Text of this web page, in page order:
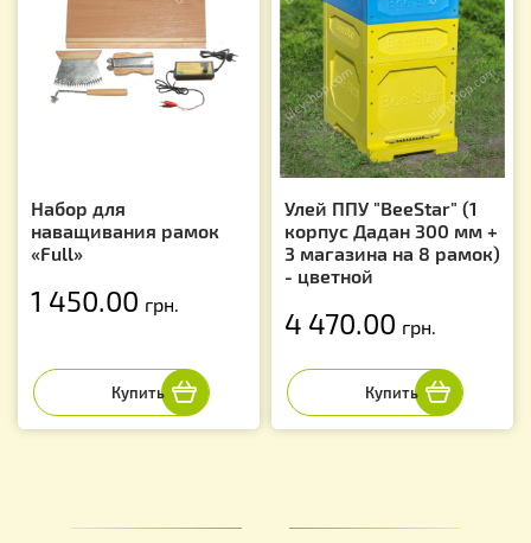
Набор для
наващивания рамок
«Full»
1 450.00 грн.
Улей ППУ "BeeStar" (1
корпус Дадан 300 мм +
3 магазина на 8 рамок)
- цветной
4 470.00 грн.